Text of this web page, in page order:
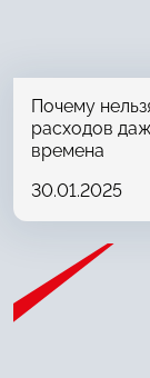
Почему
расходов
времена
30.01.2025